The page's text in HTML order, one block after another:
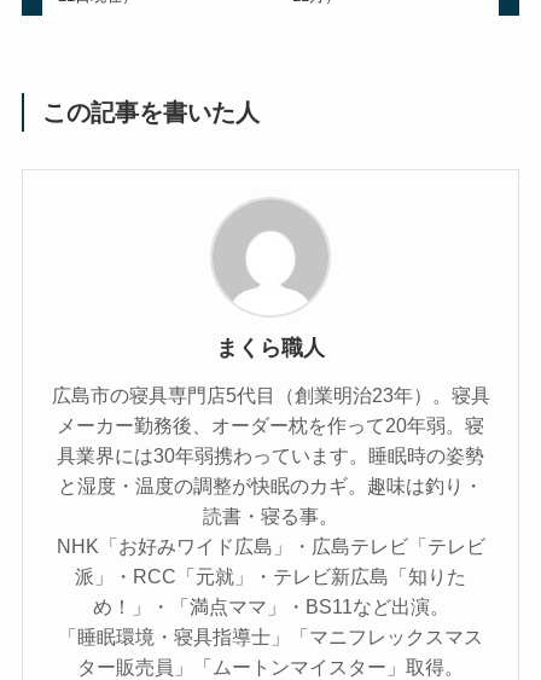
この記事を書いた人
まくら職人
広島市の寝具専門店5代目（創業明治23年）。寝具
メーカー勤務後、オーダー枕を作って20年弱。寝
具業界には30年弱携わっています。睡眠時の姿勢
と湿度・温度の調整が快眠のカギ。趣味は釣り・
読書・寝る事。
NHK「お好みワイド広島」・広島テレビ「テレビ
派」・RCC「元就」・テレビ新広島「知りた
め！」・「満点ママ」・BS11など出演。
「睡眠環境・寝具指導士」「マニフレックスマス
ター販売員」「ムートンマイスター」取得。